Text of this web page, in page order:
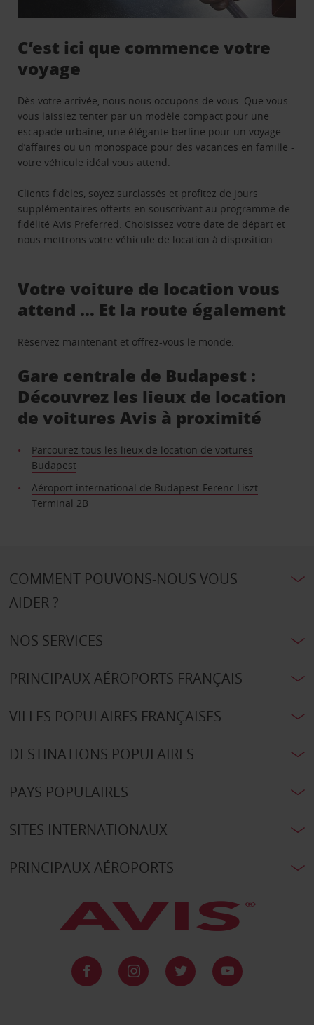
C’est ici que commence votre
voyage
Dès votre arrivée, nous nous occupons de vous. Que vous
vous laissiez tenter par un modèle compact pour une
escapade urbaine, une élégante berline pour un voyage
d’affaires ou un monospace pour des vacances en famille -
votre véhicule idéal vous attend.
Clients fidèles, soyez surclassés et profitez de jours
supplémentaires offerts en souscrivant au programme de
fidélitéAvis Preferred. Choisissez votre date de départ et
nous mettrons votre véhicule de location à disposition.
Votre voiture de location vous
attend … Et la route également
Réservez maintenant et offrez-vous le monde.
Gare centrale de Budapest :
Découvrez les lieux de location
de voitures Avis à proximité
Parcourez tous les lieux de location de voitures
Budapest
Aéroport international de Budapest-Ferenc Liszt
Terminal 2B
COMMENT POUVONS-NOUS VOUS
AIDER ?
NOS SERVICES
PRINCIPAUX AÉROPORTS FRANÇAIS
VILLES POPULAIRES FRANÇAISES
DESTINATIONS POPULAIRES
PAYS POPULAIRES
SITES INTERNATIONAUX
PRINCIPAUX AÉROPORTS